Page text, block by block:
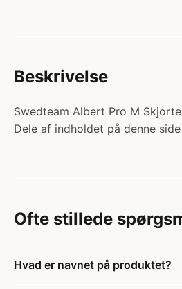
Beskrivelse
Swedteam Albert Pro M
Dele af indholdet på denne
Ofte stillede
Hvad er navnet på produktet?